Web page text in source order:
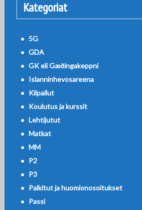
Kategoriat
5G
GDA
GK eli Gæðingakeppni
Islanninhevosareena
Kilpailut
Koulutus ja kurssit
Lehtijutut
Matkat
MM
P2
P3
Palkitut ja huomionosoitukset
Passi